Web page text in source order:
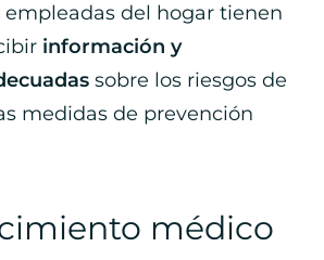
empleadas del hogar tienen
información y
sobre los riesgos de
medidas de prevención
médico